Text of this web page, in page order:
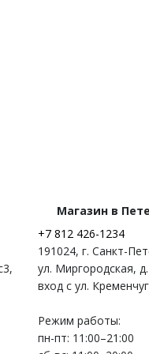
Магазин в
+7 812 426-1234
191024, г. Санкт-
ул. Миргородская,
вход с ул.
Режим работы:
пн-пт: 11:00–21:00